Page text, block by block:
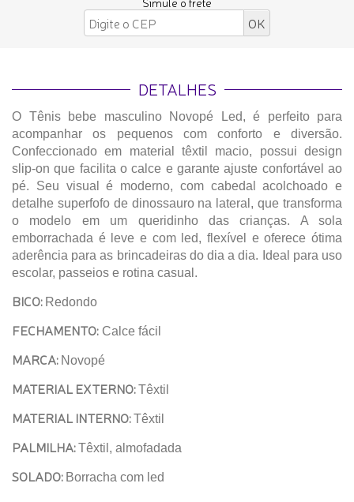
DETALHES
O Tênis bebe masculino Novopé Led, é perfeito para
acompanhar os pequenos com conforto e diversão.
Confeccionado em material têxtil macio, possui design
slip-on que facilita o calce e garante ajuste confortável ao
pé. Seu visual é moderno, com cabedal acolchoado e
detalhe superfofo de dinossauro na lateral, que transforma
o modelo em um queridinho das crianças. A sola
emborrachada é leve e com led, flexível e oferece ótima
aderência para as brincadeiras do dia a dia. Ideal para uso
escolar, passeios e rotina casual.
BICO: Redondo
FECHAMENTO: Calce fácil
MARCA: Novopé
MATERIAL EXTERNO:Têxtil
MATERIAL INTERNO:Têxtil
PALMILHA:Têxtil, almofadada
SOLADO: Borracha com led